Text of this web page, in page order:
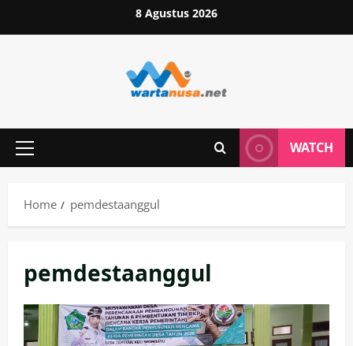
to
8 Agustus 2026
Primary
WATCH
Home pemdestaanggul
pemdestaanggul